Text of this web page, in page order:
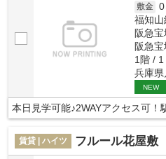
敷金 0
福知山
阪急
阪急
1階 /
兵庫県
NEW
本日見学可能♪2WAYアクセス可
賃貸 | ハイツ フルール花屋敷